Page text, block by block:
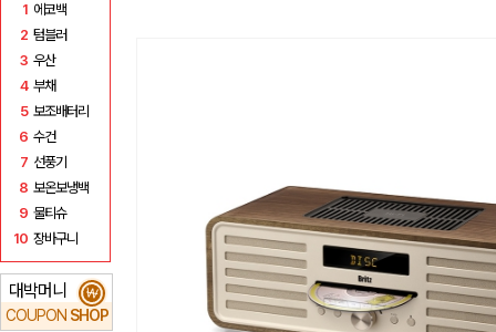
1 에코백
2 텀블러
3 우산
4 부채
5 보조배터리
6 수건
7 선풍기
8 보온보냉백
9 물티슈
10 장바구니
대박머니
COUPON SHOP
₩